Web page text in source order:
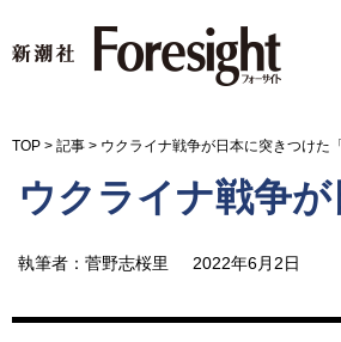
TOP > 記事 > ウクライナ戦争が日本に突きつけた
ウクライナ戦争
執筆者：菅野志桜里 2022年6月2日